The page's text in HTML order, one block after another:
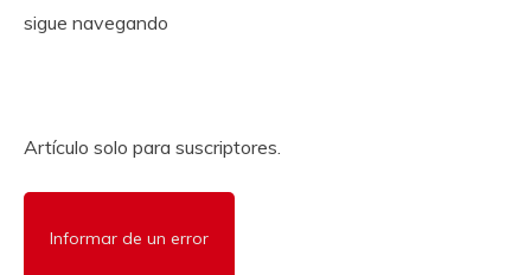
sigue navegando
Artículo solo para suscriptores.
Informar de un error